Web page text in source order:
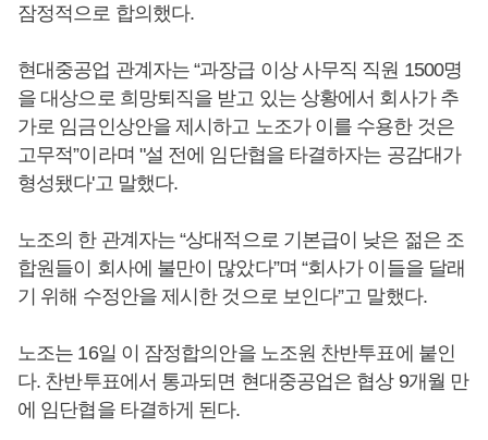
잠정적으로 합의했다.
현대중공업 관계자는 “과장급 이상 사무직 직원 1500명
을 대상으로 희망퇴직을 받고 있는 상황에서 회사가 추
가로 임금인상안을 제시하고 노조가 이를 수용한 것은
고무적”이라며 "설 전에 임단협을 타결하자는 공감대가
형성됐다'고 말했다.
노조의 한 관계자는 “상대적으로 기본급이 낮은 젊은 조
합원들이 회사에 불만이 많았다”며 “회사가 이들을 달래
기 위해 수정안을 제시한 것으로 보인다”고 말했다.
노조는 16일 이 잠정합의안을 노조원 찬반투표에 붙인
다. 찬반투표에서 통과되면 현대중공업은 협상 9개월 만
에 임단협을 타결하게 된다.